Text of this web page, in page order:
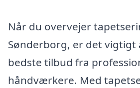
Når du overvejer
Sønderborg, er det vigtigt
bedste tilbud fra
håndværkere. Med